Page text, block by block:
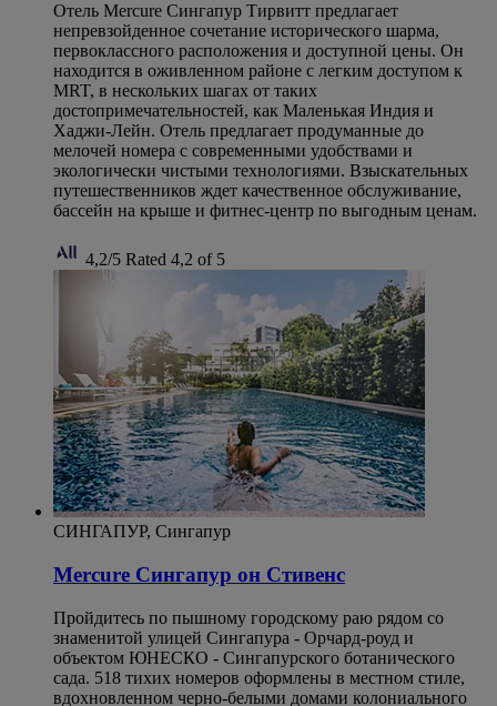
Отель Mercure Сингапур Тирвитт предлагает
непревзойденное сочетание исторического шарма,
первоклассного расположения и доступной цены. Он
находится в оживленном районе с легким доступом к
MRT, в нескольких шагах от таких
достопримечательностей, как Маленькая Индия и
Хаджи-Лейн. Отель предлагает продуманные до
мелочей номера с современными удобствами и
экологически чистыми технологиями. Взыскательных
путешественников ждет качественное обслуживание,
бассейн на крыше и фитнес-центр по выгодным ценам.
4,2/5 Rated 4,2 of 5
СИНГАПУР, Сингапур
Mercure Сингапур он Стивенс
Пройдитесь по пышному городскому раю рядом со
знаменитой улицей Сингапура - Орчард-роуд и
объектом ЮНЕСКО - Сингапурского ботанического
сада. 518 тихих номеров оформлены в местном стиле,
вдохновленном черно-белыми домами колониального